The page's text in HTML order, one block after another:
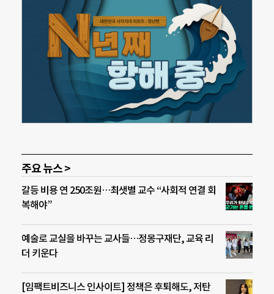
주요 뉴스 >
갈등 비용 연 250조원…최샛별 교수 “사회적 연결 회
복해야”
예술로 교실을 바꾸는 교사들…정몽구재단, 교육 리
더 키운다
[임팩트비즈니스 인사이트] 정책은 후퇴해도, 저탄